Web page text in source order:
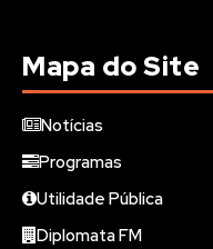
Mapa do Site
Notícias
Programas
Utilidade Pública
Diplomata FM